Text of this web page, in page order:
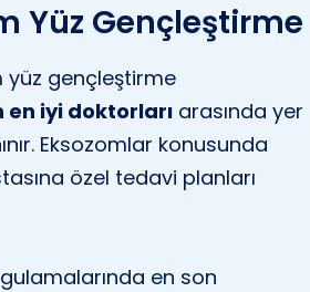
Yüz Gençleştirme
yüz gençleştirme
en iyi doktorları arasında yer
Eksozomlar konusunda
özel tedavi planları
en son